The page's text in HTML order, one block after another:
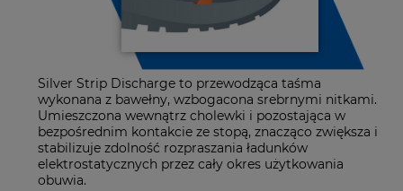
Silver Strip Discharge to przewodząca taśma
wykonana z bawełny, wzbogacona srebrnymi nitkami.
Umieszczona wewnątrz cholewki i pozostająca w
bezpośrednim kontakcie ze stopą, znacząco zwiększa i
stabilizuje zdolność rozpraszania ładunków
elektrostatycznych przez cały okres użytkowania
obuwia.